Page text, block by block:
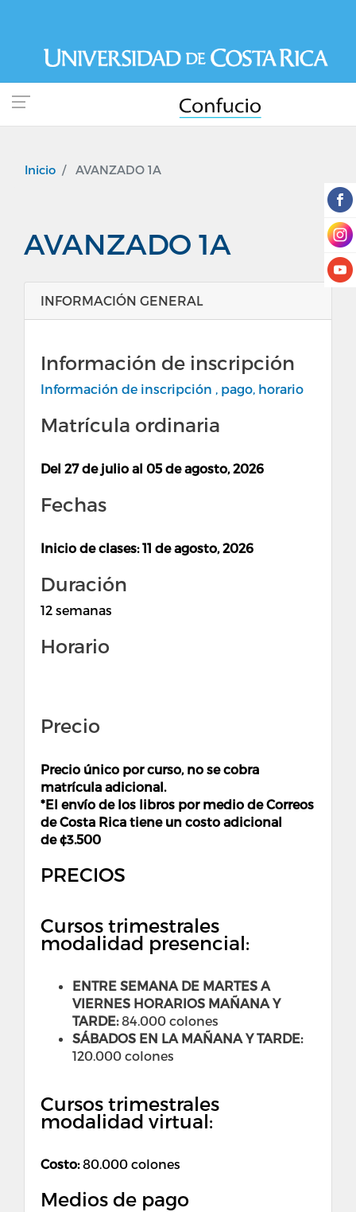
contenido
principal
Inicio AVANZADO 1A
AVANZADO 1A
INFORMACIÓN GENERAL
Información de inscripción
Información de inscripción , pago, horario
Matrícula ordinaria
Del 27 de julio al 05 de agosto, 2026
Fechas
Inicio de clases: 11 de agosto, 2026
Duración
12 semanas
Horario
Precio
Precio único por curso, no se cobra
matrícula adicional.
*El envío de los libros por medio de Correos
de Costa Rica tiene un costo adicional
de ¢3.500
PRECIOS
Cursos trimestrales
modalidad presencial:
ENTRE SEMANA DE MARTES A
VIERNES HORARIOS MAÑANA Y
TARDE:84.000 colones
SÁBADOS EN LA MAÑANA Y TARDE:
120.000 colones
Cursos trimestrales
modalidad virtual:
Costo:80.000 colones
Medios de pago